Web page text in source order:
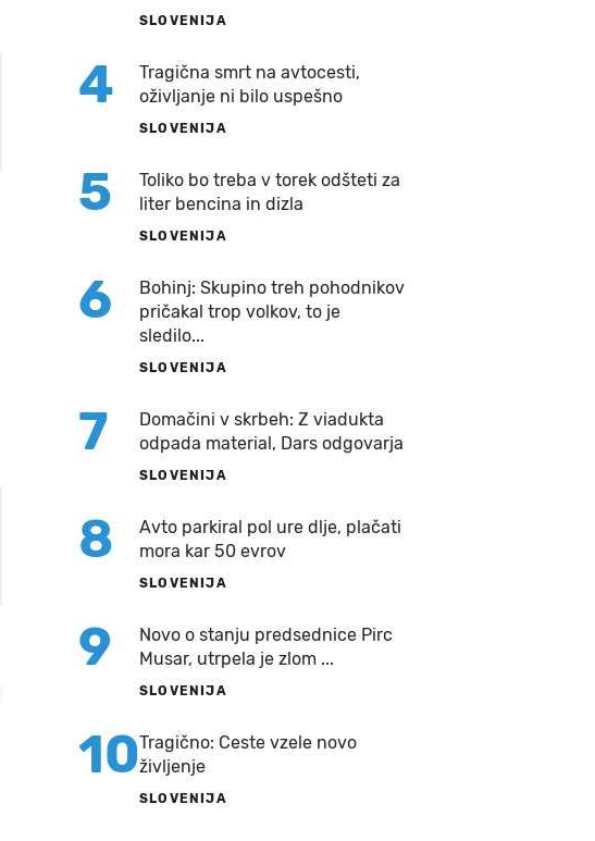
SLOVENIJA
4
Tragična smrt na avtocesti,
oživljanje ni bilo uspešno
SLOVENIJA
5
Toliko bo treba v torek odšteti za
liter bencina in dizla
SLOVENIJA
6
Bohinj: Skupino treh pohodnikov
pričakal trop volkov, to je
sledilo...
SLOVENIJA
7
Domačini v skrbeh: Z viadukta
odpada material, Dars odgovarja
SLOVENIJA
8
Avto parkiral pol ure dlje, plačati
mora kar 50 evrov
SLOVENIJA
9
Novo o stanju predsednice Pirc
Musar, utrpela je zlom ...
SLOVENIJA
10Tragično: Ceste vzele novo
življenje
SLOVENIJA